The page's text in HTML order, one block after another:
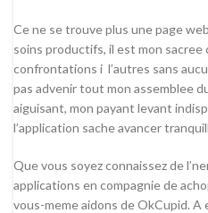
Ce ne se trouve plus une page
soins productifs, il est mon
confrontations i l’autres sans
pas advenir tout mon assemblee
aiguisant, mon payant levant
l’application sache avancer
Que vous soyez connaissez de
applications en compagnie de
vous-meme aidons de OkCupid. A